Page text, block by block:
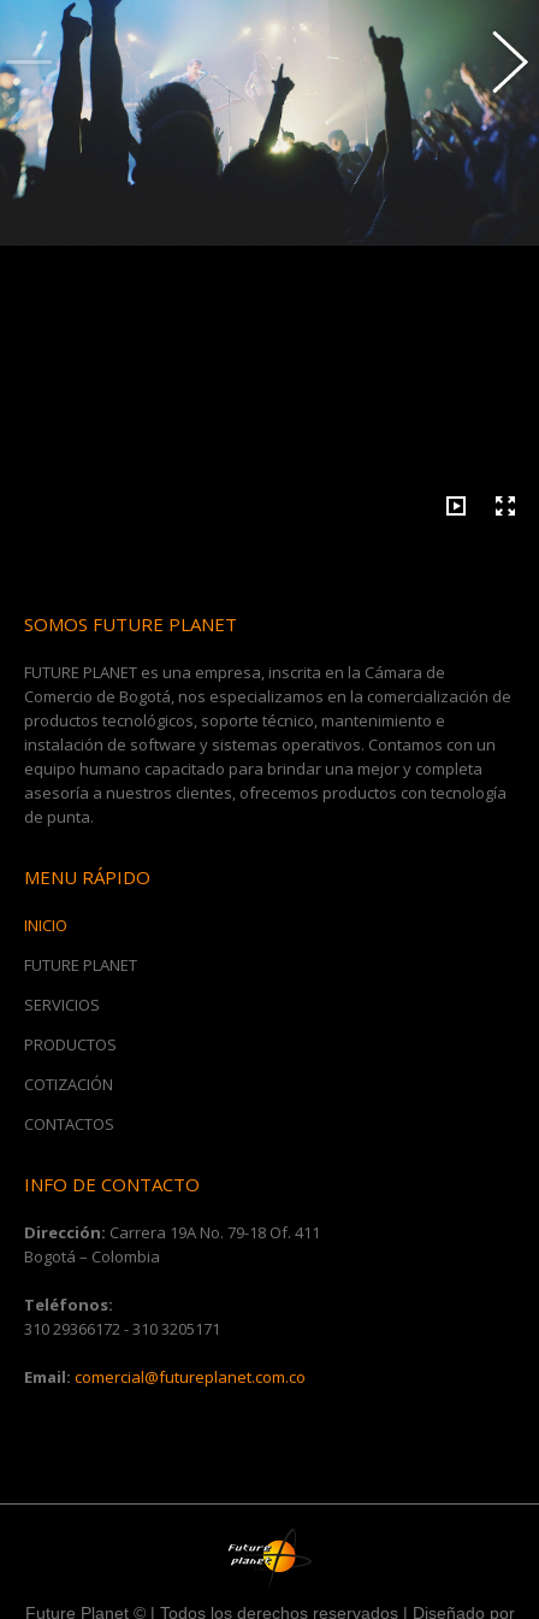
SOMOS FUTURE PLANET
FUTURE PLANET es una empresa, inscrita en la Cámara de
Comercio de Bogotá, nos especializamos en la comercialización de
productos tecnológicos, soporte técnico, mantenimiento e
instalación de software y sistemas operativos. Contamos con un
equipo humano capacitado para brindar una mejor y completa
asesoría a nuestros clientes, ofrecemos productos con tecnología
de punta.
MENU RÁPIDO
INICIO
FUTURE PLANET
SERVICIOS
PRODUCTOS
COTIZACIÓN
CONTACTOS
INFO DE CONTACTO
Dirección: Carrera 19A No. 79-18 Of. 411
Bogotá – Colombia
Teléfonos:
310 29366172 - 310 3205171
Email: comercial@futureplanet.com.co
Future Planet © | Todos los derechos reservados | Diseñado por